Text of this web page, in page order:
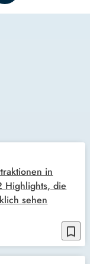
bookmark_border
in
Highlights, die
sehen